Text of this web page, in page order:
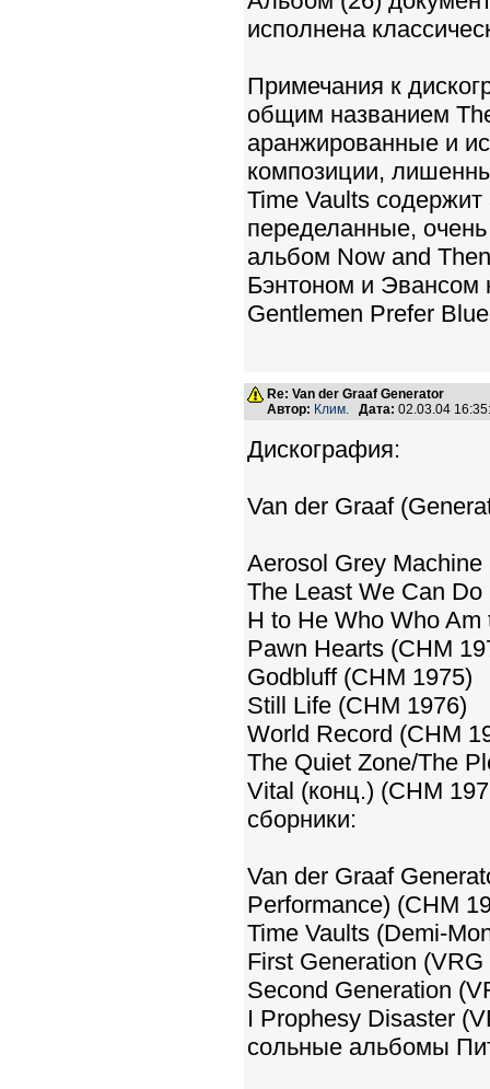
исполнена
Примечания к
общим названием
аранжированные и
композиции,
Time Vaults
переделанные, очень
альбом Now and
Бэнтоном и Эвансом
Gentlemen Prefer
Re: Van der Graaf Generator
Автор: Клим. Дата: 02.03.04
Дискография:
Van der Graaf
Aerosol Grey Machine
The Least We Can
H to He Who Who
Pawn Hearts (CHM
Godbluff (CHM 1975)
Still Life (CHM 1976)
World Record (CHM
The Quiet Zone/The
Vital (конц.) (CHM
сборники:
Van der Graaf
Performance) (CHM
Time Vaults (Demi-
First Generation (VRG
Second Generation
I Prophesy Disaster
сольные альбомы